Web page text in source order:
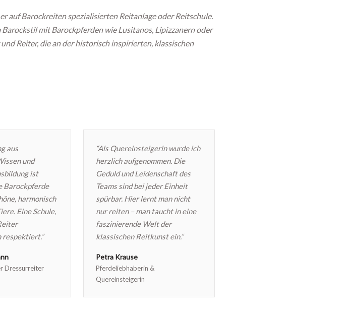
auf Barockreiten spezialisierten Reitanlage oder Reitschule.
mit Barockpferden wie Lusitanos, Lipizzanern oder
Reiter, die an der historisch inspirierten, klassischen
aus
und
ist
Barockpferde
harmonisch
Eine Schule,
respektiert.”
Dressurreiter
“Als Quereinsteigerin wurde ich
herzlich aufgenommen. Die
Geduld und Leidenschaft des
Teams sind bei jeder Einheit
spürbar. Hier lernt man nicht
nur reiten – man taucht in eine
faszinierende Welt der
klassischen Reitkunst ein.”
Petra Krause
Pferdeliebhaberin &
Quereinsteigerin